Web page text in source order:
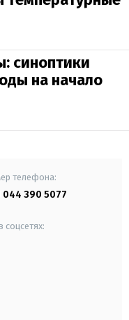
синоптики
на начало
телефона:
044 390 5077
соцсетях: